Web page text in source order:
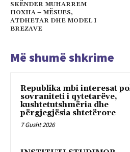
SKËNDER MUHARREM
HOXHA – MËSUES,
ATDHETAR DHE MODEL I
BREZAVE
Më shumë shkrime
Republika mbi interesat
sovraniteti i qytetarëve,
kushtetutshmëria dhe
përgjegjësia shtetërore
7 Gusht 2026